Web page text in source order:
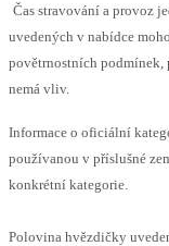
Čas stravování a provoz
uvedených v nabídce
povětrnostních podmínek,
nemá vliv.
Informace o oficiální
používanou v příslušné
konkrétní kategorie.
Polovina hvězdičky